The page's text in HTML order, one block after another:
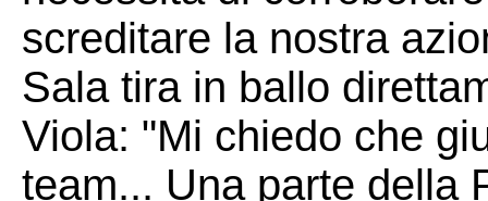
screditare la nostra
Sala tira in ballo
Viola: "Mi chiedo che
team... Una parte della